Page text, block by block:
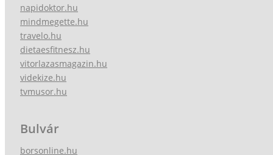
napidoktor.hu
mindmegette.hu
travelo.hu
dietaesfitnesz.hu
vitorlazasmagazin.hu
videkize.hu
tvmusor.hu
Bulvár
borsonline.hu